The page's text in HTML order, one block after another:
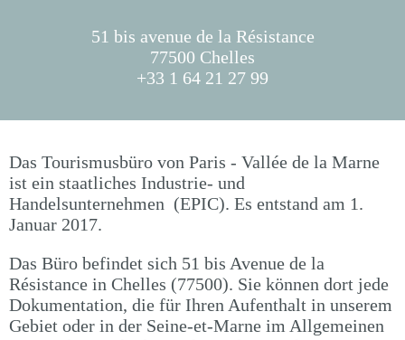
51 bis avenue de la Résistance
77500 Chelles
+33 1 64 21 27 99
Das Tourismusbüro von Paris - Vallée de la Marne
ist ein staatliches Industrie- und
Handelsunternehmen (EPIC). Es entstand am 1.
Januar 2017.
Das Büro befindet sich 51 bis Avenue de la
Résistance in Chelles (77500). Sie können dort jede
Dokumentation, die für Ihren Aufenthalt in unserem
Gebiet oder in der Seine-et-Marne im Allgemeinen